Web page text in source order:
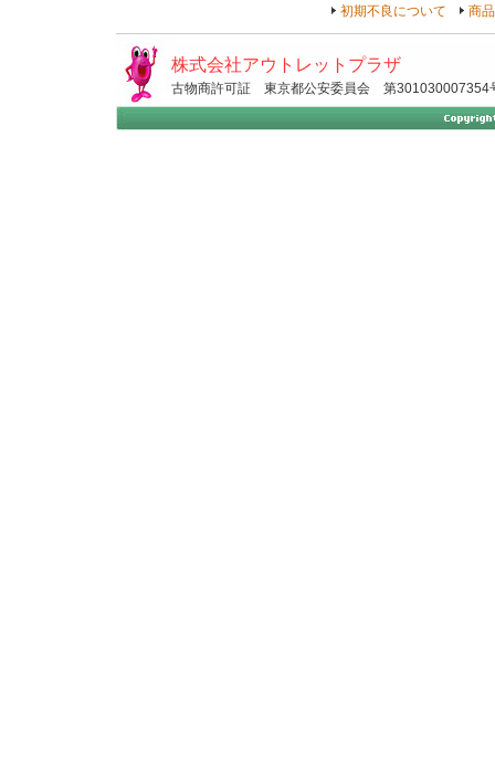
初期不良について
商
株式会社アウトレットプラザ
古物商許可証 東京都公安委員会 第301030007354